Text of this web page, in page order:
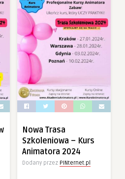
Nowa Trasa
Szkoleniowa – Kurs
Animatora 2024
Dodany przez PINternet.pl